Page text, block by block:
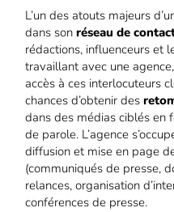
L’un des atouts majeurs
dans sonréseau de
rédactions, influenceurs et
travaillant avec une
accès à ces interlocuteurs
chances d’obtenir des
dans des médias ciblés en
de parole. L’agence
diffusion et mise en page
(communiqués de presse,
relances, organisation
conférences de presse.